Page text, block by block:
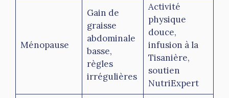
Ménopause
Gain de
graisse
abdominale
basse,
règles
irrégulières
Activité
physique
douce,
infusion à la
Tisanière,
soutien
NutriExpert